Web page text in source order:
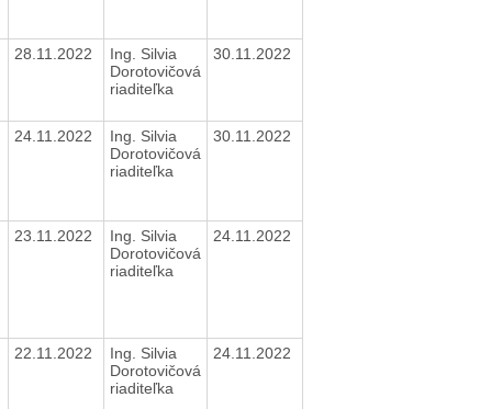
28.11.2022
Ing. Silvia
Dorotovičová
riaditeľka
30.11.2022
24.11.2022
Ing. Silvia
Dorotovičová
riaditeľka
30.11.2022
23.11.2022
Ing. Silvia
Dorotovičová
riaditeľka
24.11.2022
22.11.2022
Ing. Silvia
Dorotovičová
riaditeľka
24.11.2022